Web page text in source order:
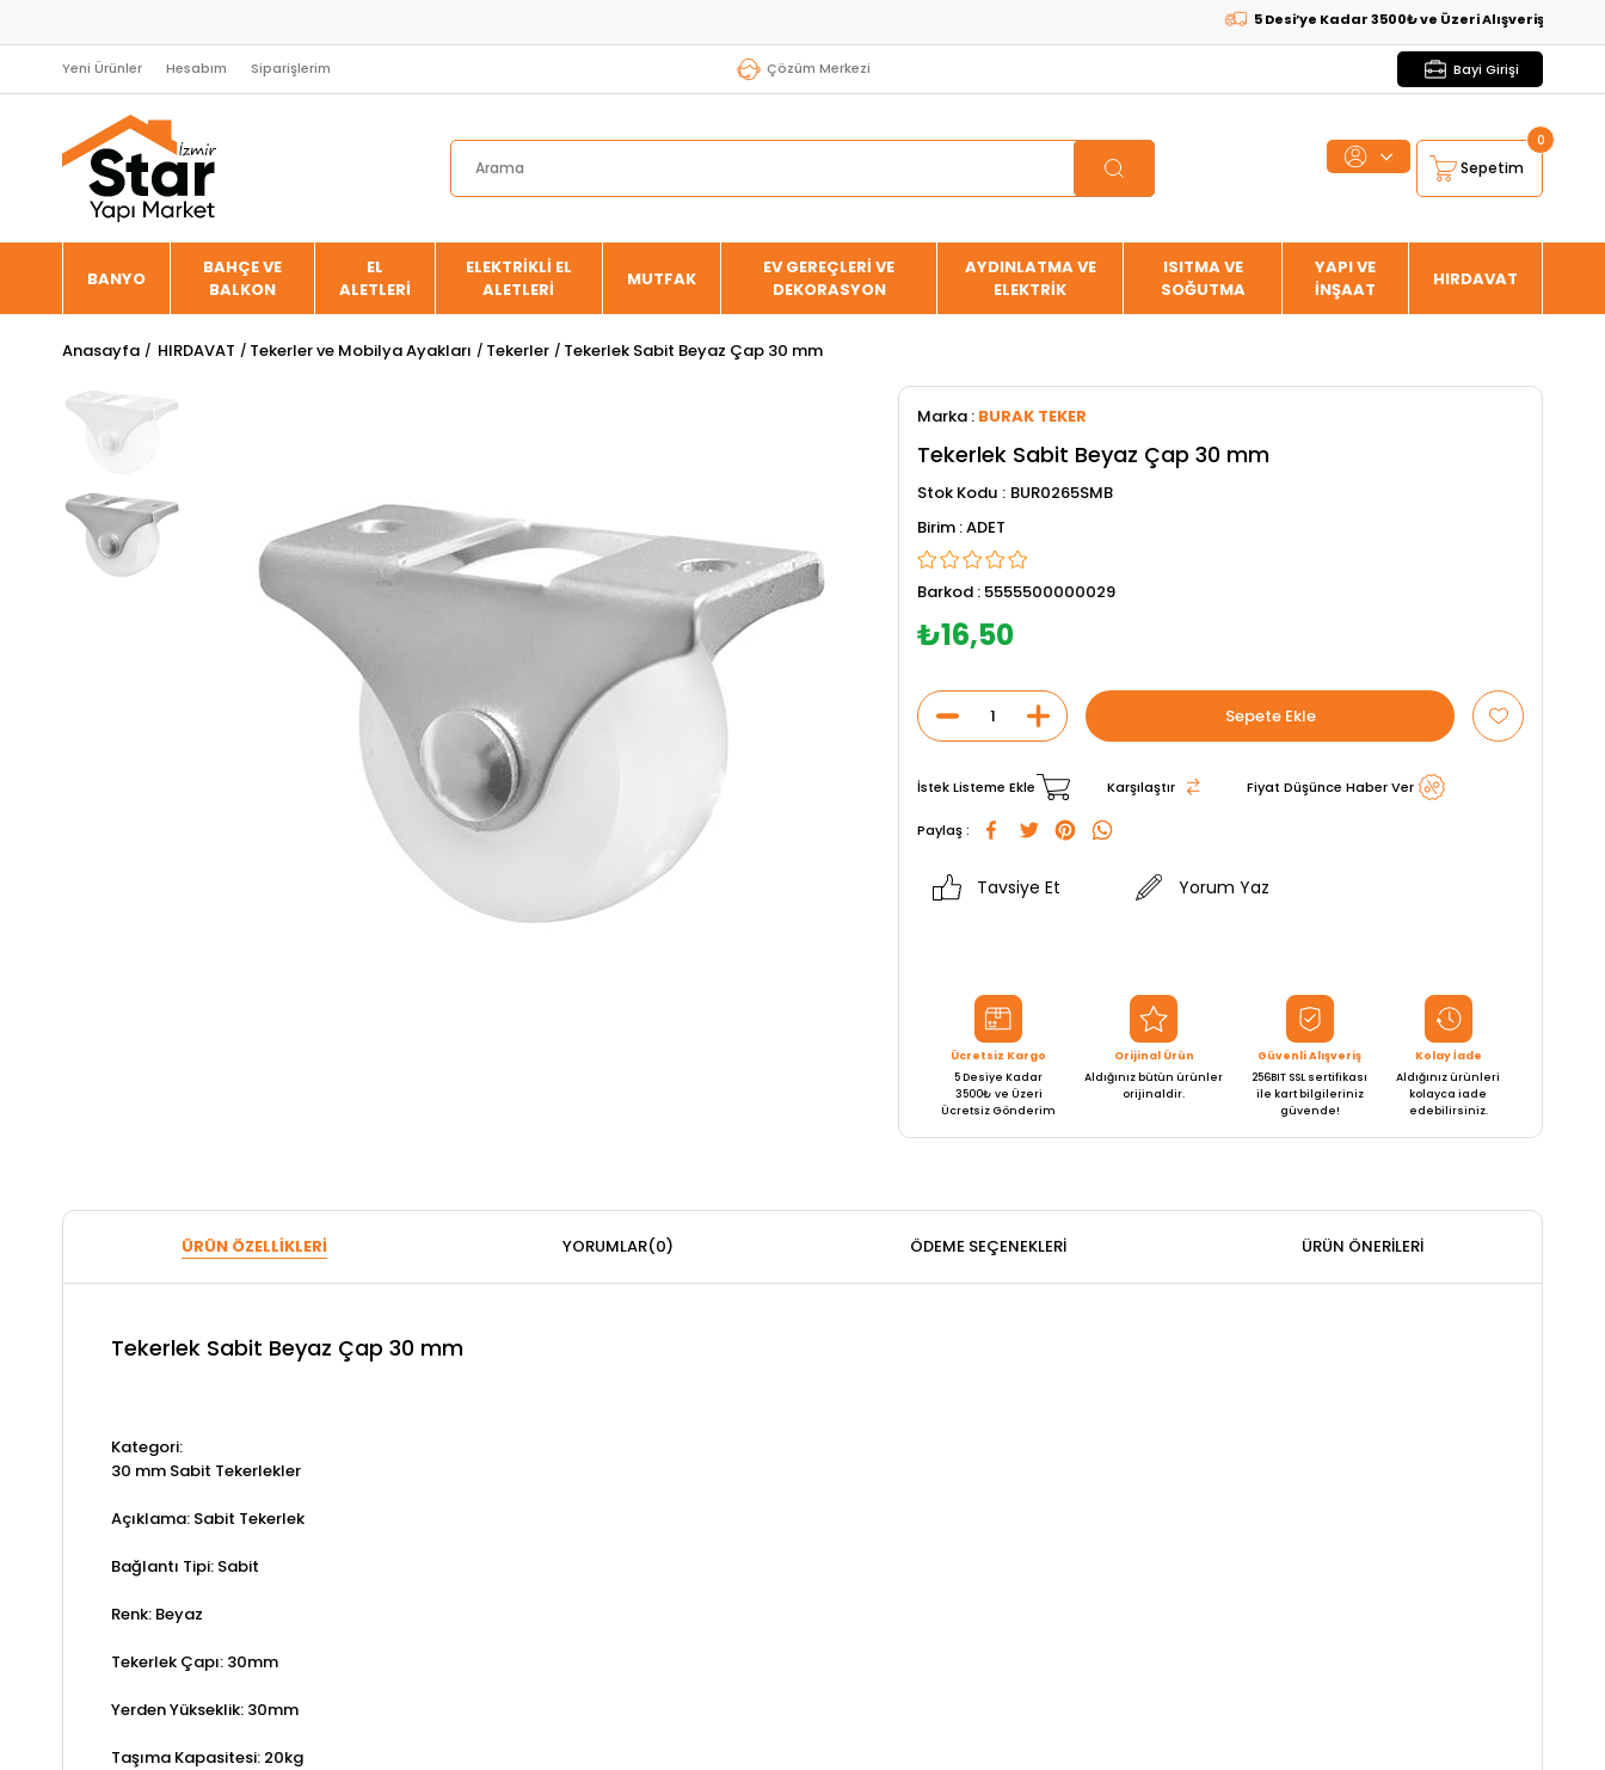
5 Desi’ye Kadar 3500₺ ve Üzeri AlışverişlerdeKARGO
Yeni Ürünler Hesabım Siparişlerim Çözüm Merkezi Bayi Girişi
Sepetim
0
BANYO
BAHÇE VE
BALKON
EL
ALETLERİ
ELEKTRİKLİ EL
ALETLERİ
MUTFAK
EV GEREÇLERİ VE
DEKORASYON
AYDINLATMA VE
ELEKTRİK
ISITMA VE
SOĞUTMA
YAPI VE
İNŞAAT
HIRDAVAT
Anasayfa HIRDAVAT Tekerler ve Mobilya Ayakları Tekerler Tekerlek Sabit Beyaz Çap 30 mm
Marka : BURAK TEKER
Tekerlek Sabit Beyaz Çap 30 mm
Stok Kodu
BUR0265SMB
ADET
Barkod : 5555500000029
₺16,50
İstek Listeme Ekle Karşılaştır Fiyat Düşünce Haber Ver
Paylaş :
Tavsiye Et Yorum Yaz
Ücretsiz Kargo
5 Desiye Kadar
3500₺ ve Üzeri
Ücretsiz Gönderim
Orijinal Ürün
Aldığınız bütün ürünler
orijinaldir.
Güvenli Alışveriş
256BIT SSL sertifikası
ile kart bilgileriniz
güvende!
Kolay İade
Aldığınız ürünleri
kolayca iade
edebilirsiniz.
ÜRÜN ÖZELLIKLERI YORUMLAR(0) ÖDEME SEÇENEKLERI ÜRÜN ÖNERILERI
Tekerlek Sabit Beyaz Çap 30 mm
Kategori:
30 mm Sabit Tekerlekler
Açıklama: Sabit Tekerlek
Bağlantı Tipi: Sabit
Renk: Beyaz
Tekerlek Çapı: 30mm
Yerden Yükseklik: 30mm
Taşıma Kapasitesi: 20kg